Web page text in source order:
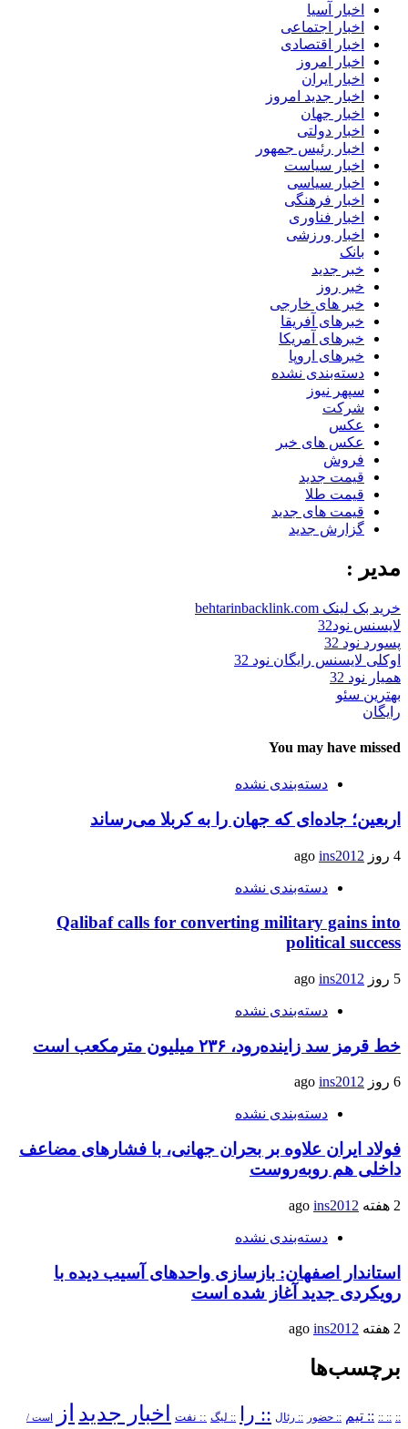
اخبار آسیا
اخبار اجتماعی
اخبار اقتصادی
اخبار امروز
اخبار ایران
اخبار جدید امروز
اخبار جهان
اخبار دولتی
اخبار رئیس جمهور
اخبار سیاست
اخبار سیاسی
اخبار فرهنگی
اخبار فناوری
اخبار ورزشی
بانک
خبر جدید
خبر روز
خبر های خارجی
خبرهای آفریقا
خبرهای آمریکا
خبرهای اروپا
دسته‌بندی نشده
سپهر نیوز
شرکت
عکس
عکس های خبر
فروش
قیمت جدید
قیمت طلا
قیمت های جدید
گزارش جدید
مدیر :
خرید بک لینک behtarinbacklink.com
لایسنس نود32
پسورد نود 32
اوکلی لایسنس رایگان نود 32
همیار نود 32
بهترین سئو
رایگان
You may have missed
دسته‌بندی نشده
اربعین؛ جاده‌ای که جهان را به کربلا می‌رساند
4 روز ago ins2012
دسته‌بندی نشده
Qalibaf calls for converting military gains into
political success
5 روز ago ins2012
دسته‌بندی نشده
خط قرمز سد زاینده‌رود، ۲۳۶ میلیون مترمکعب است
6 روز ago ins2012
دسته‌بندی نشده
فولاد ایران علاوه بر بحران جهانی، با فشارهای مضاعف
داخلی هم روبه‌روست
2 هفته ago ins2012
دسته‌بندی نشده
استاندار اصفهان: بازسازی واحدهای آسیب دیده با
رویکردی جدید آغاز شده است
2 هفته ago ins2012
برچسب‌ها
::
:: :: :: تیم :: حضور :: رئال :: را :: لیگ :: نفت اخبار جدید از است /